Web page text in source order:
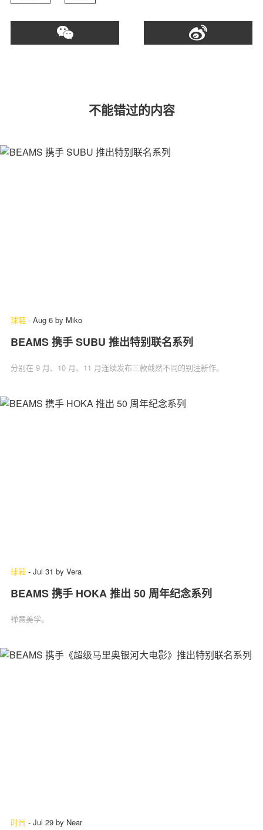
不能错过的内容
球鞋 - Aug 6 by Miko
BEAMS 携手 SUBU 推出特别联名系列
分别在 9 月、10 月、11 月连续发布三款截然不同的别注新作。
球鞋 - Jul 31 by Vera
BEAMS 携手 HOKA 推出 50 周年纪念系列
禅意美学。
时尚 - Jul 29 by Near